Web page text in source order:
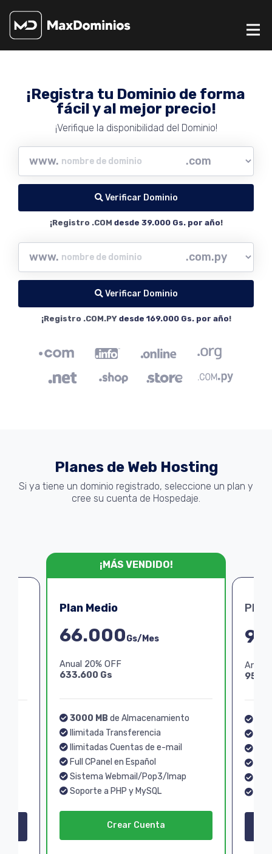
¡Registra tu Dominio de forma
fácil y al mejor precio!
¡Verifique la disponibilidad del Dominio!
www.
Verificar Dominio
¡Registro .COM desde 39.000 Gs. por año!
www.
Verificar Dominio
¡Registro .COM.PY desde 169.000 Gs. por año!
Planes de Web Hosting
Si ya tiene un dominio registrado, seleccione un plan y
cree su cuenta de Hospedaje.
¡MÁS VENDIDO!
Plan Medio
66.000Gs/Mes
Anual 20% OFF
633.600 Gs
3000 MB de Almacenamiento
Ilimitada Transferencia
Ilimitadas Cuentas de e-mail
Full CPanel en Español
Sistema Webmail/Pop3/Imap
Soporte a PHP y MySQL
Crear Cuenta
Plan
Anual